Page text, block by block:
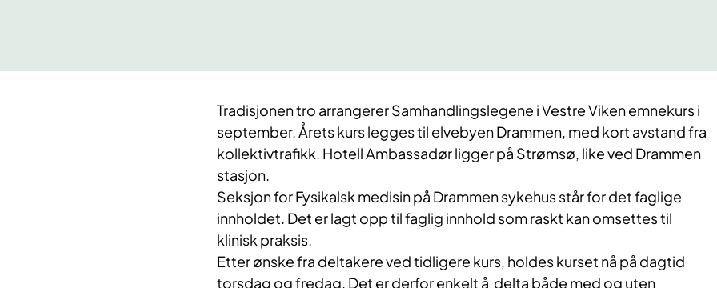
Tradisjonen tro arrangerer Samhandlingslegene i Vestre Viken emnekurs i
september. Årets kurs legges til elvebyen Drammen, med kort avstand fra
kollektivtrafikk. Hotell Ambassadør ligger på Strømsø, like ved Drammen
stasjon.
Seksjon for Fysikalsk medisin på Drammen sykehus står for det faglige
innholdet. Det er lagt opp til faglig innhold som raskt kan omsettes til
klinisk praksis.
Etter ønske fra deltakere ved tidligere kurs, holdes kurset nå på dagtid
torsdag og fredag. Det er derfor enkelt å delta både med og uten